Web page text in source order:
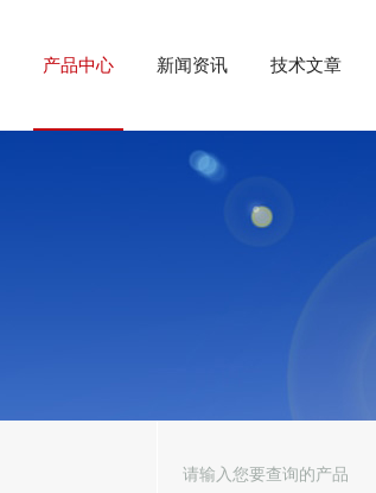
产品中心 新闻资讯 技术文章